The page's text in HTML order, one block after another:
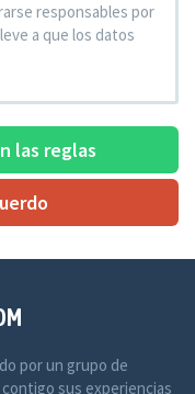
responsables por
a que los datos
las reglas
por un grupo de
sus experiencias